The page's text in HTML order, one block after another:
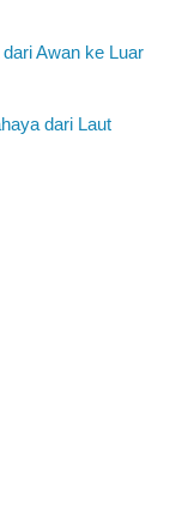
Awan ke Luar
dari Laut